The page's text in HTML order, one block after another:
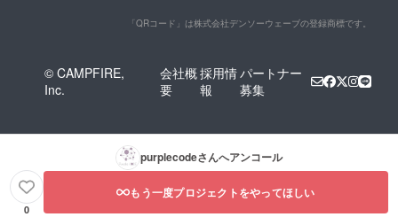
「QRコード」は株式会社デンソーウェーブの登録商標です。
© CAMPFIRE,
Inc.
会社概
要
採用情
報
パートナー
募集
purplecodeさんへアンコール
0
もう一度プロジェクトをやってほしい